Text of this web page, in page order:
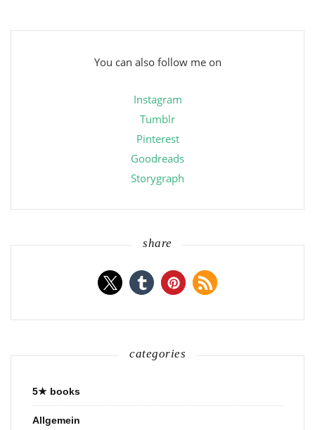
You can also follow me on
Instagram
Tumblr
Pinterest
Goodreads
Storygraph
share
categories
5★ books
Allgemein